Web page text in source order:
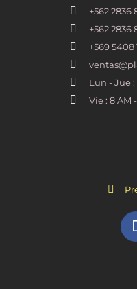
+562 2836
+562 2836
+569 5408
Lun - Jue :
Vie : 8 AM